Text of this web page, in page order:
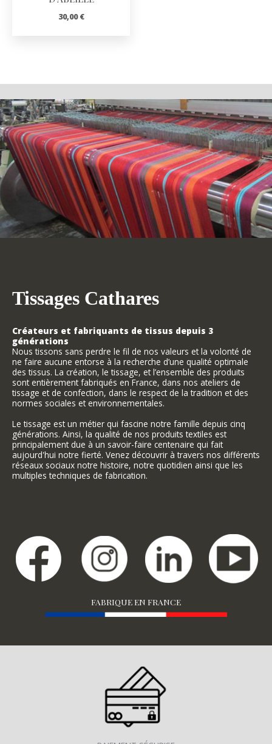
30,00€
Tissages Cathares
Créateurs et fabriquants de tissus depuis 3
générations
Nous tissons sans perdre le fil de nos valeurs et la volonté de
ne faire aucune entorse à la recherche d’une qualité optimale
des tissus. La création, le tissage, et l’ensemble des produits
sont entièrement fabriqués en France, dans nos ateliers de
tissage et de confection, dans le respect de la tradition et des
normes sociales et environnementales.
Le tissage est un métier qui fascine notre famille depuis cinq
générations. Ainsi, la qualité de nos produits textiles est
principalement due à un savoir-faire centenaire qui fait
aujourd'hui notre fierté. Venez découvrir à travers nos différents
réseaux sociaux notre histoire, notre quotidien ainsi que les
multiples techniques de fabrication.
FABRIQUE EN FRANCE